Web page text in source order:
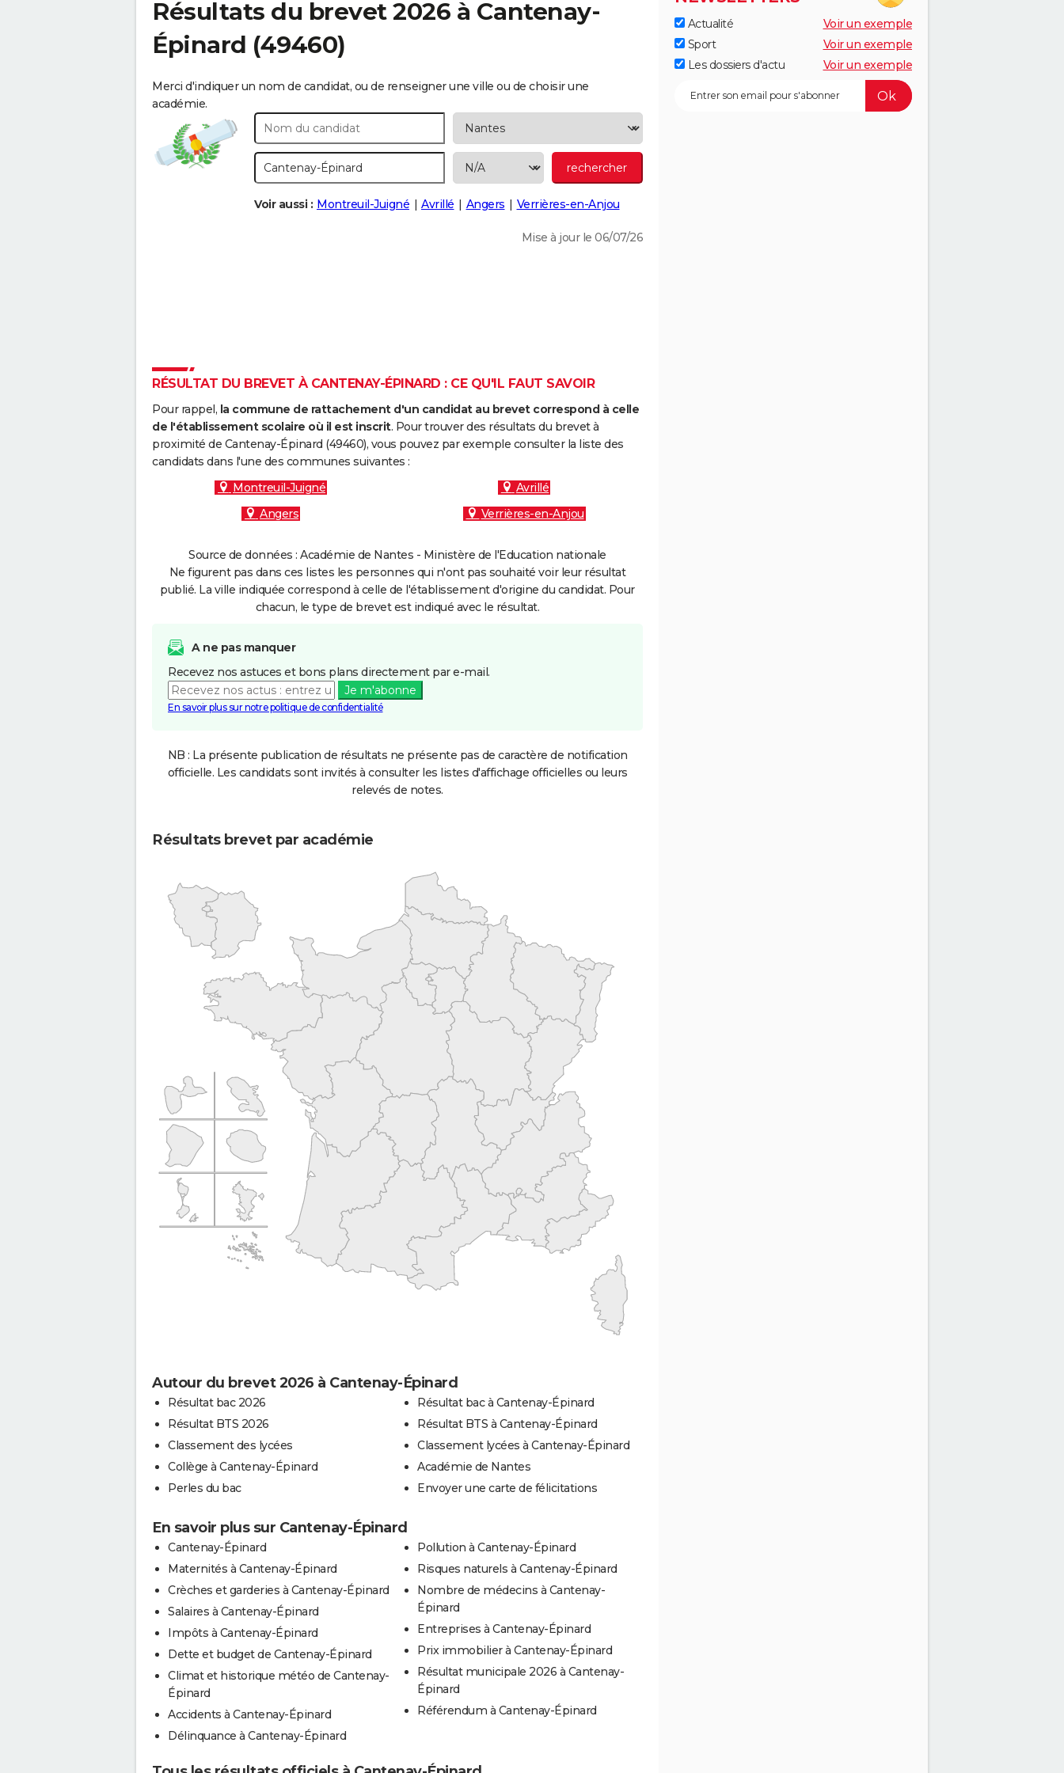
Résultats du brevet 2026 à Cantenay-
Épinard (49460)
Merci d'indiquer un nom de candidat, ou de renseigner une ville ou de choisir une
académie.
Voir aussi : Montreuil-Juigné Avrillé Angers Verrières-en-Anjou
Mise à jour le 06/07/26
RÉSULTAT DU BREVET À CANTENAY-ÉPINARD : CE QU'IL FAUT SAVOIR
Pour rappel, la commune de rattachement d'un candidat au brevet correspond à celle
de l'établissement scolaire où il est inscrit. Pour trouver des résultats du brevet à
proximité de Cantenay-Épinard (49460), vous pouvez par exemple consulter la liste des
candidats dans l'une des communes suivantes :
Montreuil-Juigné
Avrillé
Angers
Verrières-en-Anjou
Source de données : Académie de Nantes - Ministère de l'Education nationale
Ne figurent pas dans ces listes les personnes qui n'ont pas souhaité voir leur résultat
publié. La ville indiquée correspond à celle de l'établissement d'origine du candidat. Pour
chacun, le type de brevet est indiqué avec le résultat.
A ne pas manquer
Recevez nos astuces et bons plans directement par e-mail.
Je m'abonne
En savoir plus sur notre politique de confidentialité
NB : La présente publication de résultats ne présente pas de caractère de notification
officielle. Les candidats sont invités à consulter les listes d'affichage officielles ou leurs
relevés de notes.
Résultats brevet par académie
Autour du brevet 2026 à Cantenay-Épinard
Résultat bac 2026
Résultat BTS 2026
Classement des lycées
Collège à Cantenay-Épinard
Perles du bac
Résultat bac à Cantenay-Épinard
Résultat BTS à Cantenay-Épinard
Classement lycées à Cantenay-Épinard
Académie de Nantes
Envoyer une carte de félicitations
En savoir plus sur Cantenay-Épinard
Cantenay-Épinard
Maternités à Cantenay-Épinard
Crèches et garderies à Cantenay-Épinard
Salaires à Cantenay-Épinard
Impôts à Cantenay-Épinard
Dette et budget de Cantenay-Épinard
Climat et historique météo de Cantenay-
Épinard
Accidents à Cantenay-Épinard
Délinquance à Cantenay-Épinard
Pollution à Cantenay-Épinard
Risques naturels à Cantenay-Épinard
Nombre de médecins à Cantenay-
Épinard
Entreprises à Cantenay-Épinard
Prix immobilier à Cantenay-Épinard
Résultat municipale 2026 à Cantenay-
Épinard
Référendum à Cantenay-Épinard
Actualité
Voir un exemple
Sport
Voir un exemple
Les dossiers d'actu
Voir un exemple